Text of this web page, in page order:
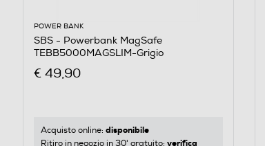
POWER BANK
SBS - Powerbank MagSafe
TEBB5000MAGSLIM-Grigio
€ 49,90
Acquisto online: disponibile
Ritiro in negozio in 30' gratuito: verifica